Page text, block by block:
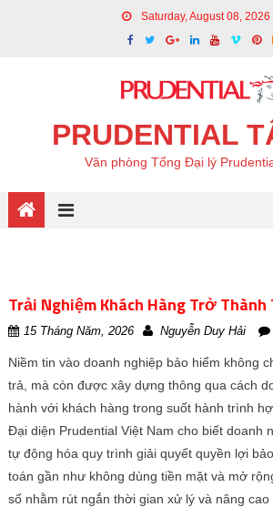
Saturday, August 08, 2026
PRUDENTIAL
Văn phòng Tổng Đại lý
Trải Nghiệm Khách Hàng Trở
15 Tháng Năm, 2026 Nguyễn Duy Hải
Niềm tin vào doanh nghiệp bảo hiểm không
trả, mà còn được xây dựng thông qua cách
hành với khách hàng trong suốt hành trình
Đại diện Prudential Việt Nam cho biết doanh
tự động hóa quy trình giải quyết quyền lợi
toán gần như không dùng tiền mặt và mở
số nhằm rút ngắn thời gian xử lý và nâng cao